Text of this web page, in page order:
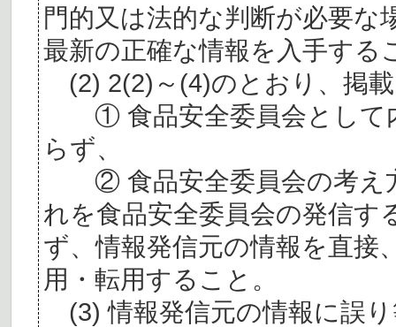
門的又は法的な判断が必要
最新の正確な情報を入手する
(2) 2(2)～(4)のとおり、掲
① 食品安全委員会として
らず、
② 食品安全委員会の考え
れを食品安全委員会の発信す
ず、情報発信元の情報を直接
用・転用すること。
(3) 情報発信元の情報に誤